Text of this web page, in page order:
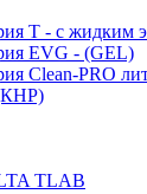
T - с жидким
EVG - (GEL)
Clean-PRO
TLAB